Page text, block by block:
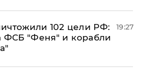
102 цели РФ:
ФСБ "Феня" и корабли
19:27